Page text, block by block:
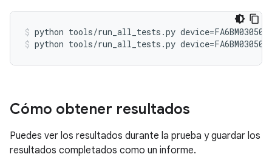
python tools/run_all_tests.py
python tools/run_all_tests.py
Cómo obtener resultados
Puedes ver los resultados durante la prueba y guardar los
resultados completados como un informe.